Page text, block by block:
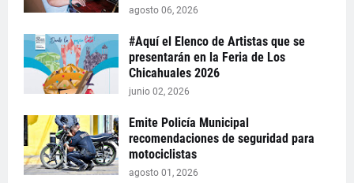
agosto 06, 2026
#Aquí el Elenco de Artistas que se
presentarán en la Feria de Los
Chicahuales 2026
junio 02, 2026
Emite Policía Municipal
recomendaciones de seguridad para
motociclistas
agosto 01, 2026